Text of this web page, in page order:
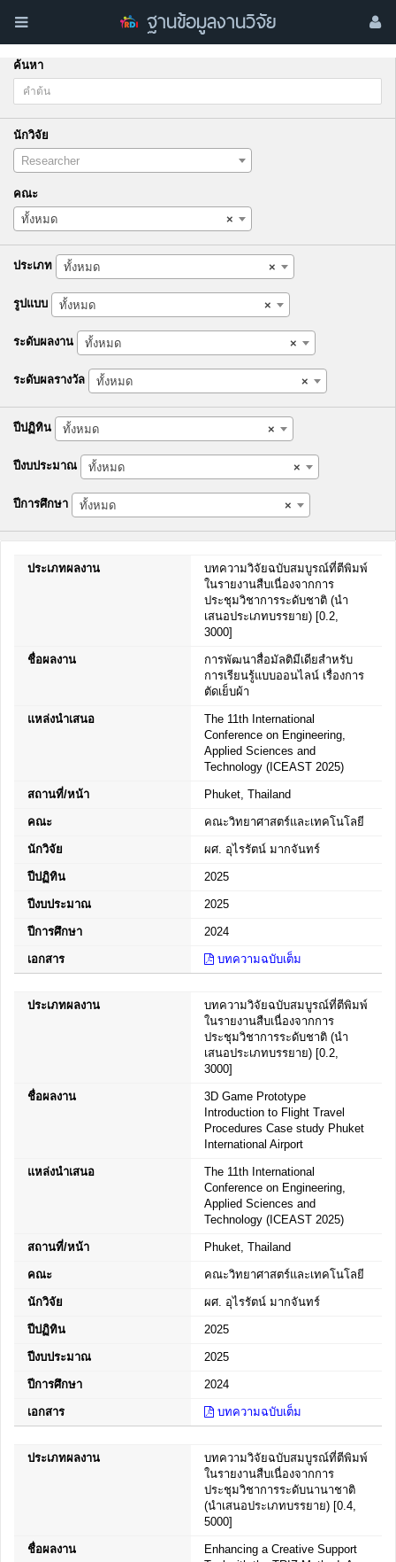
ฐานข้อมูลงานวิจัย
ค้นหา
นักวิจัย
Researcher
คณะ
×
ทั้งหมด
ประเภท ×
ทั้งหมด
รูปแบบ ×
ทั้งหมด
ระดับผลงาน ×
ทั้งหมด
ระดับผลรางวัล ×
ทั้งหมด
ปีปฏิทิน ×
ทั้งหมด
ปีงบประมาณ ×
ทั้งหมด
ปีการศึกษา ×
ทั้งหมด
ประเภทผลงาน
บทความวิจัยฉบับสมบูรณ์ที่ตีพิมพ์
ในรายงานสืบเนื่องจากการ
ประชุมวิชาการระดับชาติ (นำ
เสนอประเภทบรรยาย) [0.2,
3000]
ชื่อผลงาน
การพัฒนาสื่อมัลติมีเดียสำหรับ
การเรียนรู้แบบออนไลน์ เรื่องการ
ตัดเย็บผ้า
แหล่งนำเสนอ
The 11th International
Conference on Engineering,
Applied Sciences and
Technology (ICEAST 2025)
สถานที่/หน้า Phuket, Thailand
คณะ คณะวิทยาศาสตร์และเทคโนโลยี
นักวิจัย ผศ. อุไรรัตน์ มากจันทร์
ปีปฏิทิน 2025
ปีงบประมาณ 2025
ปีการศึกษา 2024
เอกสาร บทความฉบับเต็ม
ประเภทผลงาน
บทความวิจัยฉบับสมบูรณ์ที่ตีพิมพ์
ในรายงานสืบเนื่องจากการ
ประชุมวิชาการระดับชาติ (นำ
เสนอประเภทบรรยาย) [0.2,
3000]
ชื่อผลงาน
3D Game Prototype
Introduction to Flight Travel
Procedures Case study Phuket
International Airport
แหล่งนำเสนอ
The 11th International
Conference on Engineering,
Applied Sciences and
Technology (ICEAST 2025)
สถานที่/หน้า Phuket, Thailand
คณะ คณะวิทยาศาสตร์และเทคโนโลยี
นักวิจัย ผศ. อุไรรัตน์ มากจันทร์
ปีปฏิทิน 2025
ปีงบประมาณ 2025
ปีการศึกษา 2024
เอกสาร บทความฉบับเต็ม
ประเภทผลงาน
บทความวิจัยฉบับสมบูรณ์ที่ตีพิมพ์
ในรายงานสืบเนื่องจากการ
ประชุมวิชาการระดับนานาชาติ
(นำเสนอประเภทบรรยาย) [0.4,
5000]
ชื่อผลงาน
Enhancing a Creative Support